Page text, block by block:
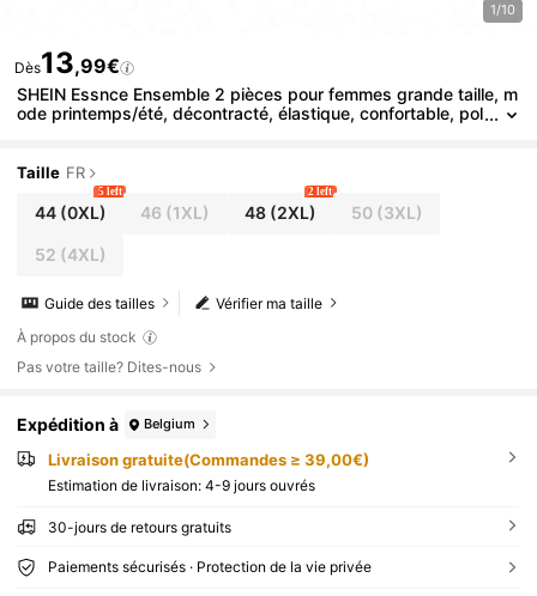
1/10
Dès13,99€
SHEIN Essnce Ensemble 2 pièces pour femmes grande taille, m
ode printemps/été, décontracté, élastique, confortable, pol
uropéen d'été
Taille FR
44(0XL)
5 left
46 (1XL) 48(2XL)
2 left
50(3XL)
52 (4XL)
Vérifier ma taille
Guide des tailles
À propos du stock
Pas votre taille? Dites-nous
Expédition à Belgium
Livraison gratuite(Commandes ≥ 39,00€)
Estimation de livraison: 4-9 jours ouvrés
30-jours de retours gratuits
Paiements sécurisés · Protection de la vie privée